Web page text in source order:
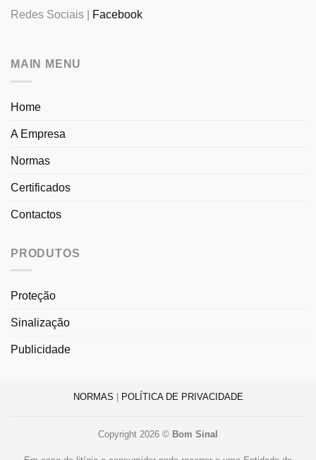
Redes Sociais | Facebook
MAIN MENU
Home
A Empresa
Normas
Certificados
Contactos
PRODUTOS
Proteção
Sinalização
Publicidade
NORMAS POLÍTICA DE PRIVACIDADE
Copyright 2026 © Bom Sinal